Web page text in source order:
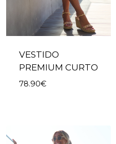
VESTIDO
PREMIUM CURTO
78.90€